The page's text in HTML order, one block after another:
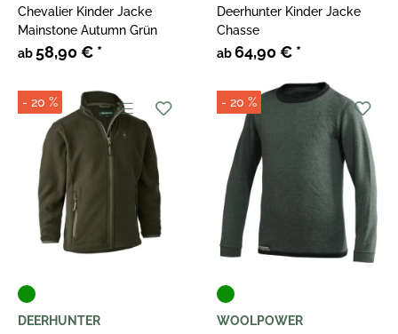
Chevalier Kinder Jacke
Mainstone Autumn Grün
ab 58,90 € *
Deerhunter Kinder Jacke
Chasse
ab64,90 € *
- 20 %
DEERHUNTER
- 20 %
WOOLPOWER